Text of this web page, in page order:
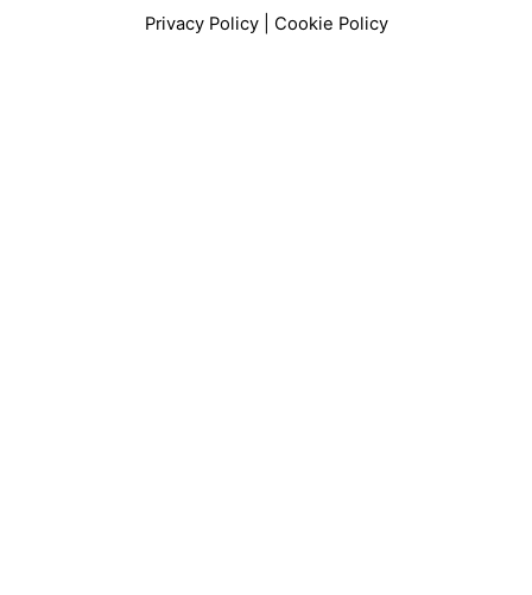
Privacy Policy| Cookie Policy